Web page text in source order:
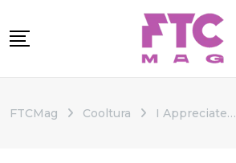
to
CATEGORIAS
FTCMag Cooltura I Appreciate…